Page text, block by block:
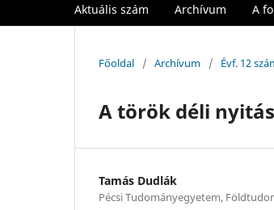
Aktuális szám Archívum A
Főoldal / Archívum / Évf. 12
A török déli
Tamás Dudlák
Pécsi Tudományegyetem,